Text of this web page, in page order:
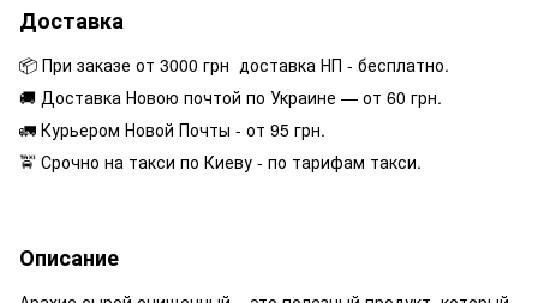
Доставка
📦 При заказе от 3000 грн доставка НП - бесплатно.
🚚 Доставка Новою почтой по Украине — от 60 грн.
🚛 Курьером Новой Почты - от 95 грн.
🚖 Срочно на такси по Киеву - по тарифам такси.
Описание